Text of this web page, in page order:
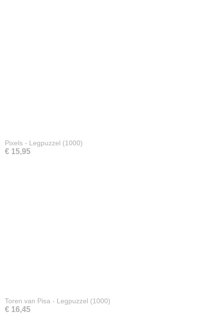
Pixels - Legpuzzel (1000)
€ 15,95
Toren van Pisa - Legpuzzel (1000)
€ 16,45